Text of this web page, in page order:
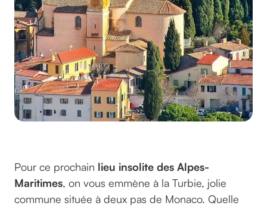
Pour ce prochain lieu insolite des Alpes-
Maritimes, on vous emmène à la Turbie, jolie
commune située à deux pas de Monaco. Quelle